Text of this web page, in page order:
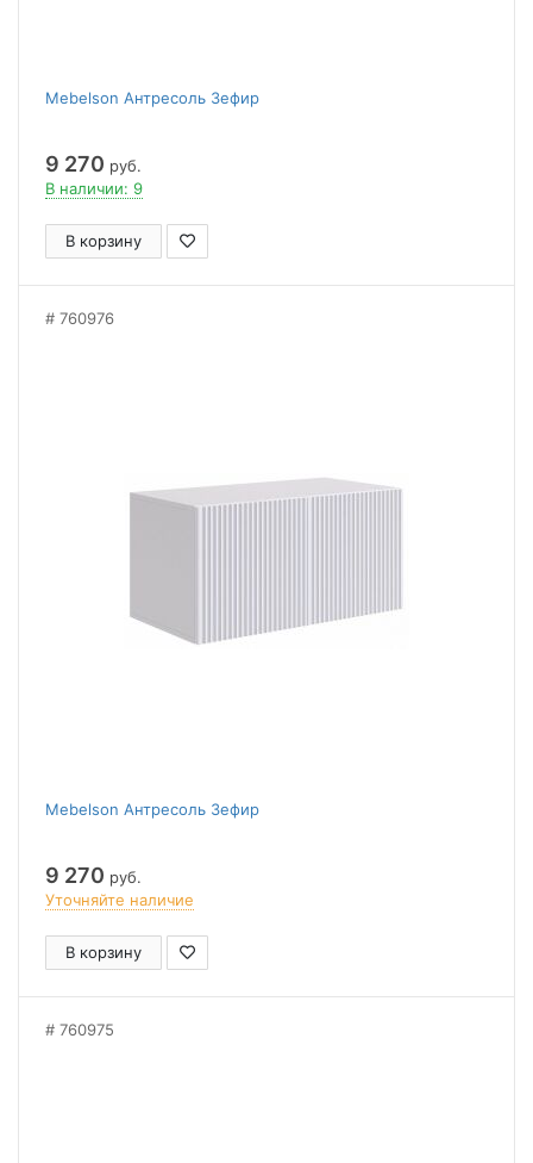
Mebelson Антресоль Зефир
9 270 руб.
В наличии: 9
В корзину
760976
Mebelson Антресоль Зефир
9 270 руб.
Уточняйте наличие
В корзину
760975